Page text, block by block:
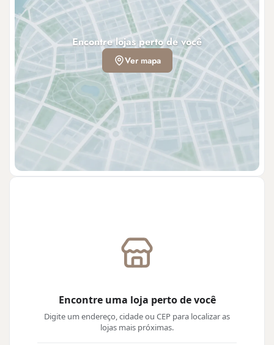
Encontre uma loja perto de você
Digite um endereço, cidade ou CEP para localizar as
lojas mais próximas.
Encontre lojas perto de você
Ver mapa